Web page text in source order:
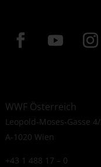
WWF Österreich
Leopold-Moses-Gasse
A-1020 Wien
+43 1 488 17 – 0